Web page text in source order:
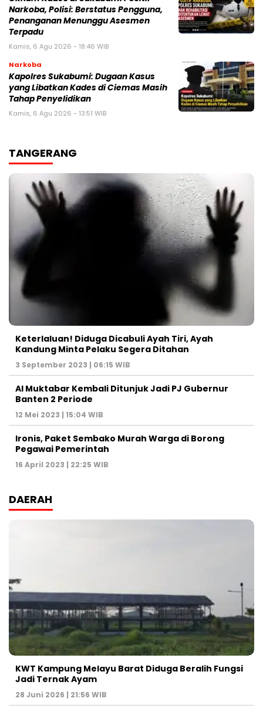
Narkoba, Polisi: Berstatus Pengguna,
Penanganan Menunggu Asesmen
Terpadu
Kamis, 6 Agu 2026 - 18:46 WIB
Narkoba
Kapolres Sukabumi: Dugaan Kasus
yang Libatkan Kades di Ciemas Masih
Tahap Penyelidikan
Kamis, 6 Agu 2026 - 13:51 WIB
TANGERANG
Keterlaluan! Diduga Dicabuli Ayah Tiri, Ayah
Kandung Minta Pelaku Segera Ditahan
3 September 2023 | 06:15 WIB
Al Muktabar Kembali Ditunjuk Jadi PJ Gubernur
Banten 2 Periode
12 Mei 2023 | 15:04 WIB
Ironis, Paket Sembako Murah Warga di Borong
Pegawai Pemerintah
16 April 2023 | 22:25 WIB
DAERAH
KWT Kampung Melayu Barat Diduga Beralih Fungsi
Jadi Ternak Ayam
28 Juni 2026 | 21:56 WIB